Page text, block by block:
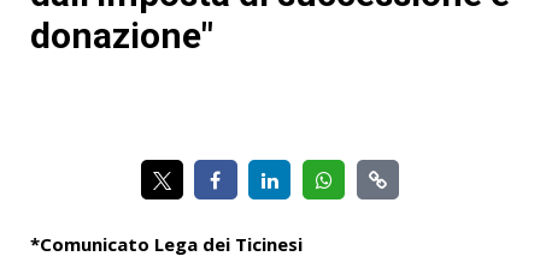
donazione"
*Comunicato Lega dei Ticinesi